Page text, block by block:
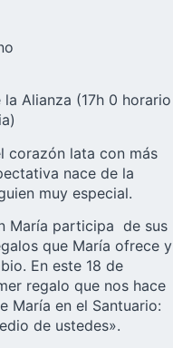
Alianza (17h 0 horario
corazón lata con más
nace de la
muy especial.
María participa de sus
que María ofrece y
En este 18 de
regalo que nos hace
María en el Santuario:
de ustedes».